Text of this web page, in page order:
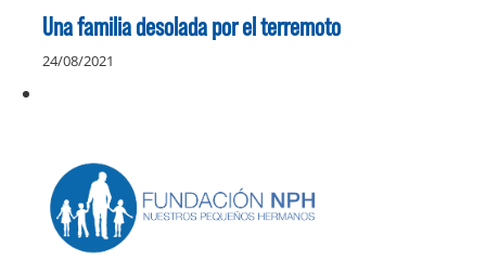
Una familia desolada por el terremoto
24/08/2021